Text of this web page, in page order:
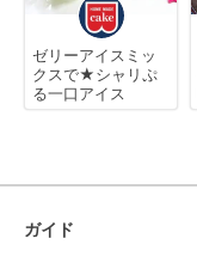
ゼリーアイスミッ
クスで★シャリぷ
る一口アイス
ガイド